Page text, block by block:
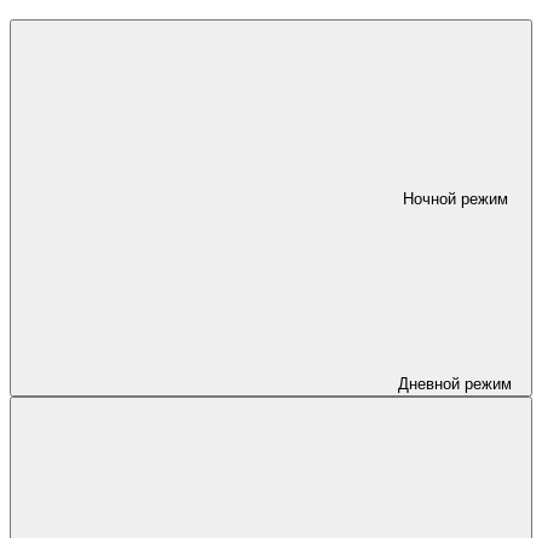
Ночной режим
Дневной режим